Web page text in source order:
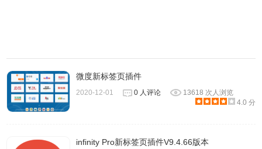
微度新标签页插件
2020-12-01 0 人评论
13618 次人浏览
4.0 分
infinity Pro新标签页插件V9.4.66版本